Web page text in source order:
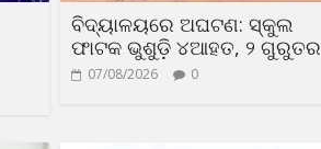
ବିଦ୍ୟାଳୟରେ ଅଘଟଣ: ସ୍କୁଲ
ଫାଟକ ଭୁଶୁଡ଼ି ୪ଆହତ, ୨ ଗୁରୁତର
07/08/2026 0